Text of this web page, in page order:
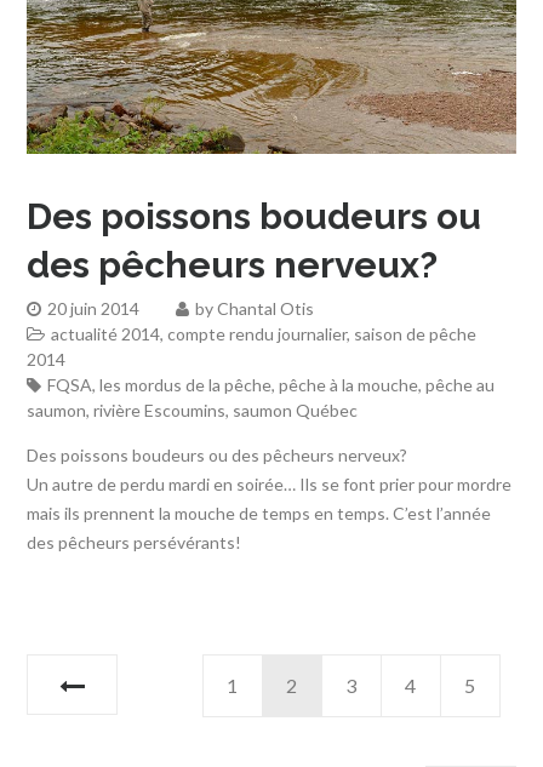
Des poissons boudeurs ou
des pêcheurs nerveux?
20 juin 2014 byChantal Otis
actualité 2014,compte rendu journalier, saison de pêche
2014
FQSA,les mordus de la pêche,pêche à la mouche,pêche au
saumon,rivière Escoumins, saumon Québec
Des poissons boudeurs ou des pêcheurs nerveux?
Un autre de perdu mardi en soirée… Ils se font prier pour mordre
mais ils prennent la mouche de temps en temps. C’est l’année
des pêcheurs persévérants!
1 2 3 4 5